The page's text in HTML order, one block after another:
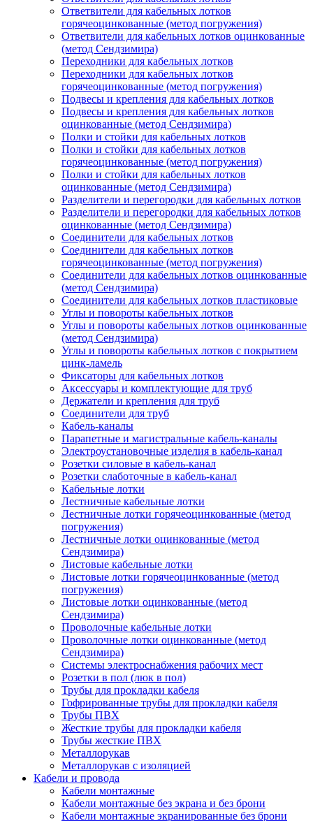
Ответвители для кабельных лотков
горячеоцинкованные (метод погружения)
Ответвители для кабельных лотков оцинкованные
(метод Сендзимира)
Переходники для кабельных лотков
Переходники для кабельных лотков
горячеоцинкованные (метод погружения)
Подвесы и крепления для кабельных лотков
Подвесы и крепления для кабельных лотков
оцинкованные (метод Сендзимира)
Полки и стойки для кабельных лотков
Полки и стойки для кабельных лотков
горячеоцинкованные (метод погружения)
Полки и стойки для кабельных лотков
оцинкованные (метод Сендзимира)
Разделители и перегородки для кабельных лотков
Разделители и перегородки для кабельных лотков
оцинкованные (метод Сендзимира)
Соединители для кабельных лотков
Соединители для кабельных лотков
горячеоцинкованные (метод погружения)
Соединители для кабельных лотков оцинкованные
(метод Сендзимира)
Соединители для кабельных лотков пластиковые
Углы и повороты кабельных лотков
Углы и повороты кабельных лотков оцинкованные
(метод Сендзимира)
Углы и повороты кабельных лотков с покрытием
цинк-ламель
Фиксаторы для кабельных лотков
Аксессуары и комплектующие для труб
Держатели и крепления для труб
Соединители для труб
Кабель-каналы
Парапетные и магистральные кабель-каналы
Электроустановочные изделия в кабель-канал
Розетки силовые в кабель-канал
Розетки слаботочные в кабель-канал
Кабельные лотки
Лестничные кабельные лотки
Лестничные лотки горячеоцинкованные (метод
погружения)
Лестничные лотки оцинкованные (метод
Сендзимира)
Листовые кабельные лотки
Листовые лотки горячеоцинкованные (метод
погружения)
Листовые лотки оцинкованные (метод
Сендзимира)
Проволочные кабельные лотки
Проволочные лотки оцинкованные (метод
Сендзимира)
Системы электроснабжения рабочих мест
Розетки в пол (люк в пол)
Трубы для прокладки кабеля
Гофрированные трубы для прокладки кабеля
Трубы ПВХ
Жесткие трубы для прокладки кабеля
Трубы жесткие ПВХ
Металлорукав
Металлорукав с изоляцией
Кабели и провода
Кабели монтажные
Кабели монтажные без экрана и без брони
Кабели монтажные экранированные без брони